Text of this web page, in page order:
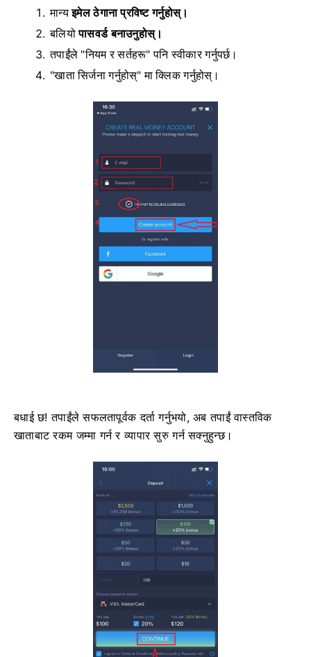
मान्यइमेल ठेगाना प्रविष्ट गर्नुहोस्।
बलियोपासवर्ड बनाउनुहोस्।
तपाईंले "नियम र सर्तहरू" पनि स्वीकार गर्नुपर्छ।
"खाता सिर्जना गर्नुहोस्" मा क्लिक गर्नुहोस्।
बधाई छ! तपाईंले सफलतापूर्वक दर्ता गर्नुभयो, अब तपाईं वास्तविक
खाताबाट रकम जम्मा गर्न र व्यापार सुरु गर्न सक्नुहुन्छ।